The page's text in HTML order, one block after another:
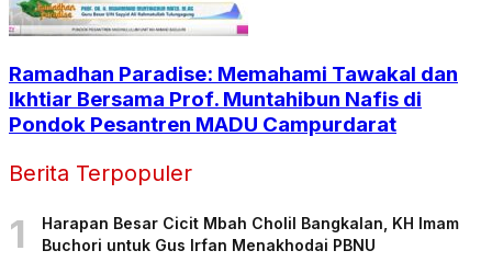
Ramadhan Paradise: Memahami Tawakal dan
Ikhtiar Bersama Prof. Muntahibun Nafis di
Pondok Pesantren MADU Campurdarat
Berita Terpopuler
1
Harapan Besar Cicit Mbah Cholil Bangkalan, KH Imam
Buchori untuk Gus Irfan Menakhodai PBNU